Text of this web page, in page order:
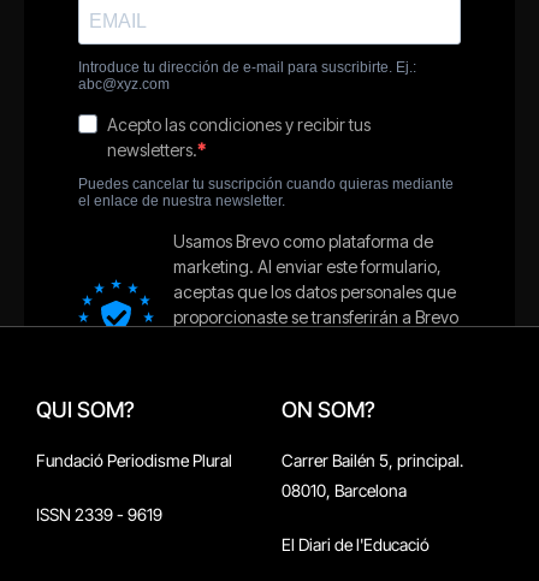
QUI SOM?
Fundació Periodisme Plural
ISSN 2339 - 9619
ON SOM?
Carrer Bailén 5, principal.
08010, Barcelona
El Diari de l'Educació